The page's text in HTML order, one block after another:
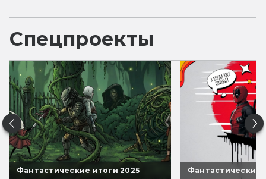
Спецпроекты
Фантастические итоги 2025 Фантастические